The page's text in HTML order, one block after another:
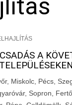
A
Miskolc, Pécs,
Sopron,